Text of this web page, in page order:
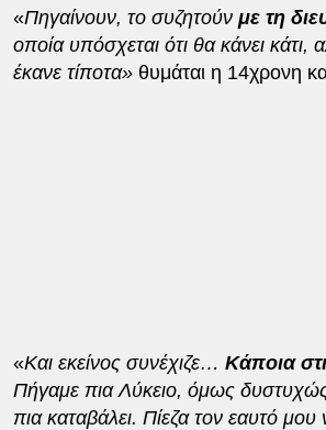
«Πηγαίνουν, το συζητούν με τη
οποία υπόσχεται ότι θα κάνει κάτι,
έκανε τίποτα» θυμάται η 14χρονη
«Και εκείνος συνέχιζε… Κάποια
Πήγαμε πια Λύκειο, όμως
πια καταβάλει. Πίεζα τον εαυτό μου